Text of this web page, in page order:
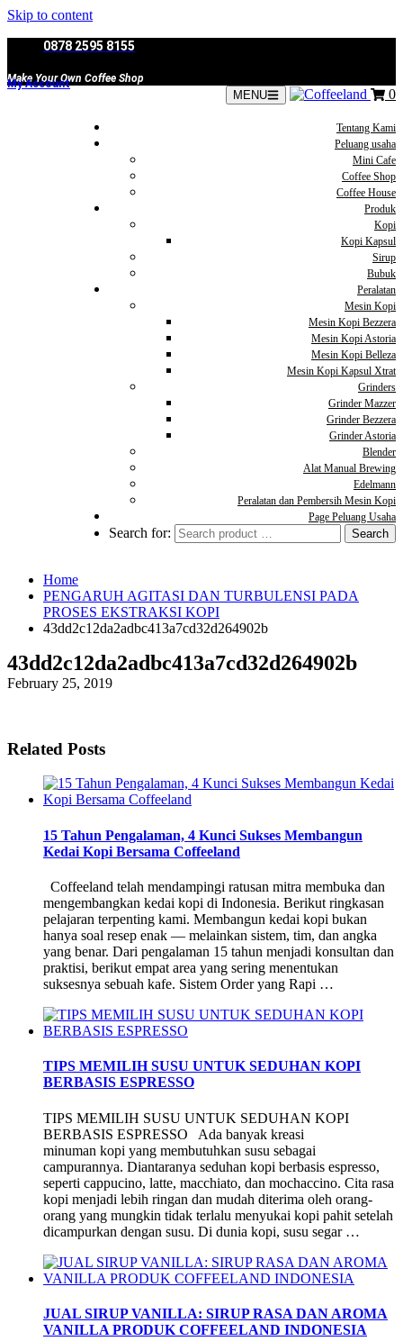
Skip to content
0878 2595 8155
Make Your Own Coffee Shop
My Account
MENU 0
Tentang Kami
Peluang usaha
Mini Cafe
Coffee Shop
Coffee House
Produk
Kopi
Kopi Kapsul
Sirup
Bubuk
Peralatan
Mesin Kopi
Mesin Kopi Bezzera
Mesin Kopi Astoria
Mesin Kopi Belleza
Mesin Kopi Kapsul Xtrat
Grinders
Grinder Mazzer
Grinder Bezzera
Grinder Astoria
Blender
Alat Manual Brewing
Edelmann
Peralatan dan Pembersih Mesin Kopi
Page Peluang Usaha
Search for:
Home
PENGARUH AGITASI DAN TURBULENSI PADA
PROSES EKSTRAKSI KOPI
43dd2c12da2adbc413a7cd32d264902b
43dd2c12da2adbc413a7cd32d264902b
February 25, 2019
Related Posts
15 Tahun Pengalaman, 4 Kunci Sukses Membangun
Kedai Kopi Bersama Coffeeland
Coffeeland telah mendampingi ratusan mitra membuka dan
mengembangkan kedai kopi di Indonesia. Berikut ringkasan
pelajaran terpenting kami. Membangun kedai kopi bukan
hanya soal resep enak — melainkan sistem, tim, dan angka
yang benar. Dari pengalaman 15 tahun menjadi konsultan dan
praktisi, berikut empat area yang sering menentukan
suksesnya sebuah kafe. Sistem Order yang Rapi …
TIPS MEMILIH SUSU UNTUK SEDUHAN KOPI
BERBASIS ESPRESSO
TIPS MEMILIH SUSU UNTUK SEDUHAN KOPI
BERBASIS ESPRESSO Ada banyak kreasi
minuman kopi yang membutuhkan susu sebagai
campurannya. Diantaranya seduhan kopi berbasis espresso,
seperti cappucino, latte, macchiato, dan mochaccino. Cita rasa
kopi menjadi lebih ringan dan mudah diterima oleh orang-
orang yang mungkin tidak terlalu menyukai kopi pahit setelah
dicampurkan dengan susu. Di dunia kopi, susu segar …
JUAL SIRUP VANILLA: SIRUP RASA DAN AROMA
VANILLA PRODUK COFFEELAND INDONESIA